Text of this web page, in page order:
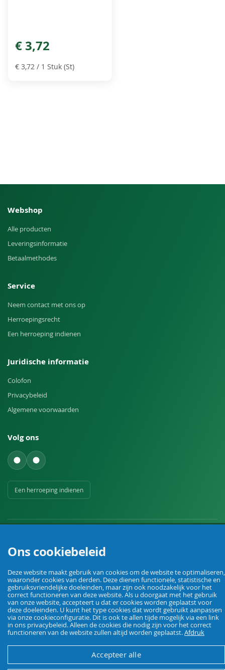
€ 3,72
€ 3,72 / 1 Stuk (St)
Webshop
Alle producten
Leveringsinformatie
Betaalmethodes
Service
Neem contact met ons op
Herroepingsrecht
Een herroeping indienen
Juridische informatie
Colofon
Privacybeleid
Algemene voorwaarden
Volg ons
Een herroeping indienen
© Agrarking. Alle rechten voorbehouden.
Algemene voorwaardenPrivacybeleidHerroepingsrecht Colofon
Ons cookiebeleid
Deze website maakt gebruik van cookies om de website te optimaliseren,
waaronder cookies van derden. Deze dienen functionele, statistische en
gebruiksvriendelijke doeleinden, maar zijn ook noodzakelijk voor het
correct functioneren van deze website. Als u doorgaat met het gebruik
van onze website, accepteert u dat er cookies worden geplaatst voor
deze doeleinden. U kunt het type cookies dat wordt gebruikt aanpassen
via onze cookieconfiguratie. Dit is ook te allen tijde mogelijk via een link
in ons privacybeleid. Alleen de cookies die nodig zijn voor het correct
functioneren van de website zullen altijd worden geplaatst.Afdruk
Accepteer alle